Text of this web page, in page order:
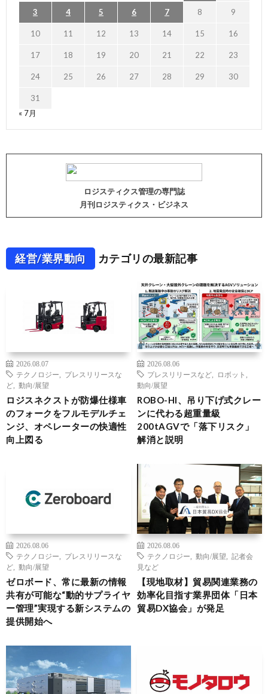
3 4 5 6 7 8 9
10 11 12 13 14 15 16
17 18 19 20 21 22 23
24 25 26 27 28 29 30
31
« 7月
ロジスティクス管理の専門誌
月刊ロジスティクス・ビジネス
経営/業界動向 カテゴリの最新記事
2026.08.07
テクノロジー
プレスリリースな
ど
動向/展望
ロジスネクストが防爆仕様車
のフォークをフルモデルチェ
ンジ、オペレーターの快適性
向上図る
2026.08.06
プレスリリースなど
ロボット
動向/展望
ROBO-HI、吊り下げ式クレー
ンに代わる超重量級
200tAGVで「落下リスク」
解消と説明
2026.08.06
テクノロジー
プレスリリースな
ど
動向/展望
ゼロボード、常に最新の情報
共有が可能な“動的サプライヤ
ー管理”実現する新システムの
提供開始へ
2026.08.06
テクノロジー
動向/展望
記者会
見など
【現地取材】貿易関連業務の
効率化目指す業界団体「日本
貿易DX協会」が発足